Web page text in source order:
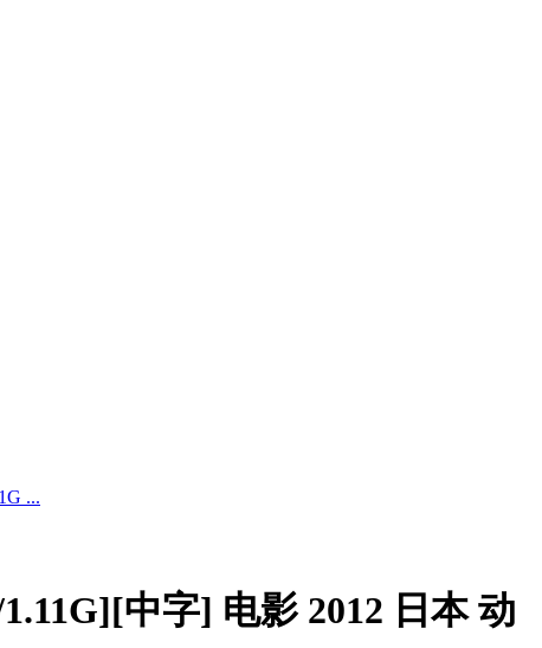
...
中字] 电影 2012 日本 动